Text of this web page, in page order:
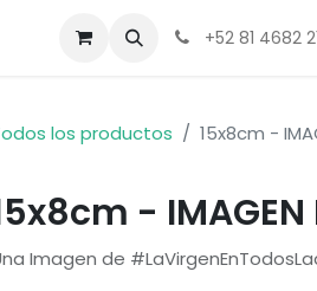
+52 81 4682
los productos 15x8cm -
- IMAGEN
Imagen de